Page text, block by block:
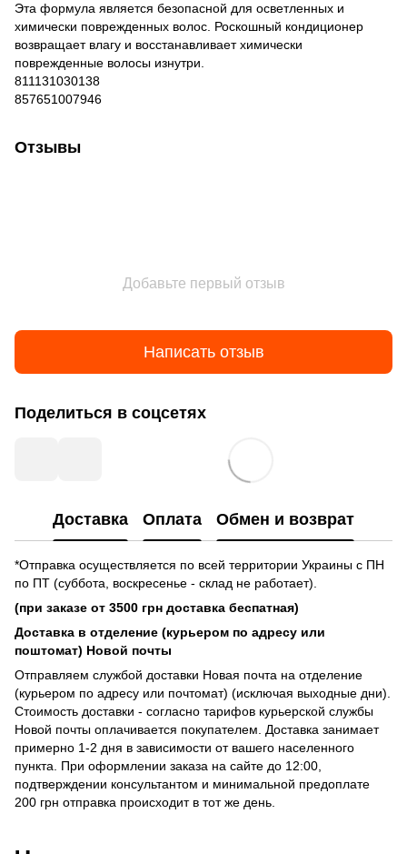
Эта формула является безопасной для осветленных и
химически поврежденных волос. Роскошный кондиционер
возвращает влагу и восстанавливает химически
поврежденные волосы изнутри.
811131030138
857651007946
Отзывы
Добавьте первый отзыв
Написать отзыв
Поделиться в соцсетях
Доставка Оплата Обмен и возврат
*Отправка осуществляется по всей территории Украины с ПН
по ПТ (суббота, воскресенье - склад не работает).
(при заказе от 3500 грн доставка беспатная)
Доставка в отделение (курьером по адресу или
поштомат) Новой почты
Отправляем службой доставки Новая почта на отделение
(курьером по адресу или почтомат) (исключая выходные дни).
Стоимость доставки - согласно тарифов курьерской службы
Новой почты оплачивается покупателем. Доставка занимает
примерно 1-2 дня в зависимости от вашего населенного
пункта. При оформлении заказа на сайте до 12:00,
подтверждении консультантом и минимальной предоплате
200 грн отправка происходит в тот же день.